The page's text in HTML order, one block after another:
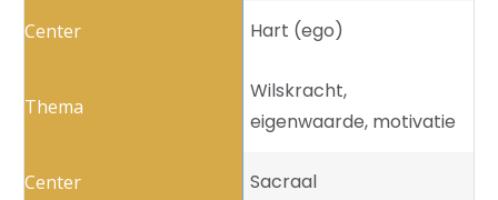
Hart (ego)
Wilskracht,
eigenwaarde, motivatie
Sacraal